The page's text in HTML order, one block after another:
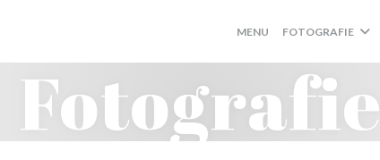
MENU FOTOGRAFIE
Fotografie